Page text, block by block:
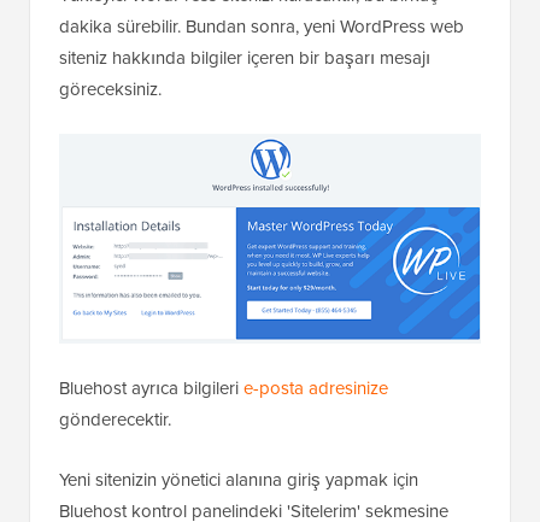
dakika sürebilir. Bundan sonra, yeni WordPress web
siteniz hakkında bilgiler içeren bir başarı mesajı
göreceksiniz.
Bluehost ayrıca bilgilerie-posta adresinize
gönderecektir.
Yeni sitenizin yönetici alanına giriş yapmak için
Bluehost kontrol panelindeki 'Sitelerim' sekmesine